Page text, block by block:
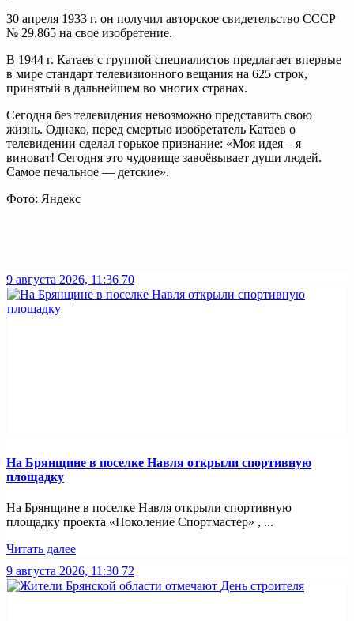
30 апреля 1933 г. он получил авторское свидетельство СССР
№ 29.865 на свое изобретение.
В 1944 г. Катаев с группой специалистов предлагает впервые
в мире стандарт телевизионного вещания на 625 строк,
принятый в дальнейшем во многих странах.
Сегодня без телевидения невозможно представить свою
жизнь. Однако, перед смертью изобретатель Катаев о
телевидении сделал горькое признание: «Моя идея – я
виноват! Сегодня это чудовище завоёвывает души людей.
Самое печальное — детские».
Фото: Яндекс
9 августа 2026, 11:36 70
На Брянщине в поселке Навля открыли спортивную
площадку
На Брянщине в поселке Навля открыли спортивную
площадку проекта «Поколение Спортмастер» , ...
Читать далее
9 августа 2026, 11:30 72